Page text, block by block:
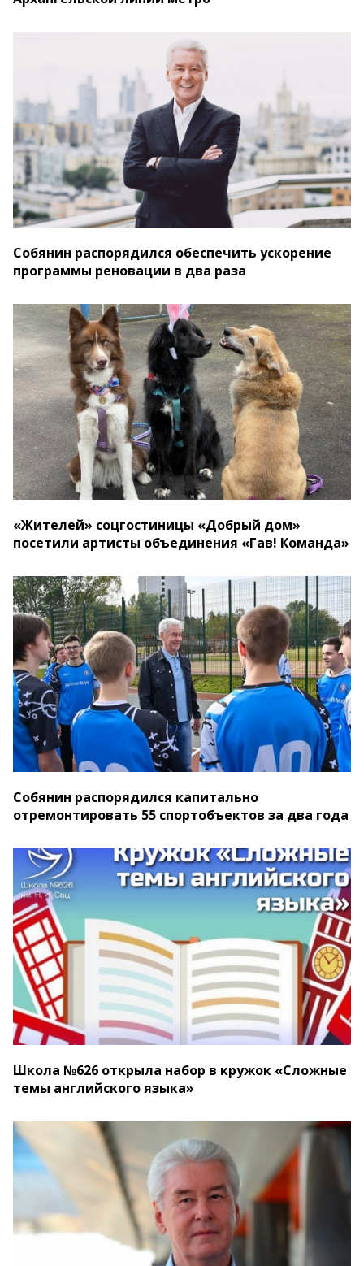
Собянин распорядился обеспечить ускорение
программы реновации в два раза
«Жителей» соцгостиницы «Добрый дом»
посетили артисты объединения «Гав! Команда»
Собянин распорядился капитально
отремонтировать 55 спортобъектов за два года
Школа №626 открыла набор в кружок «Сложные
темы английского языка»